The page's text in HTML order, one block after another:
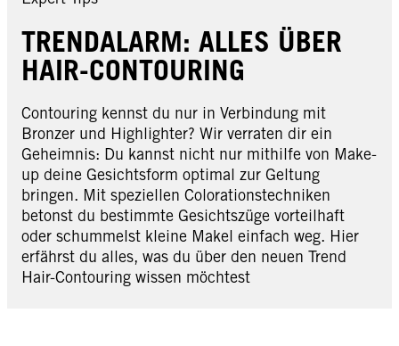
TRENDALARM: ALLES ÜBER
HAIR-CONTOURING
Contouring kennst du nur in Verbindung mit
Bronzer und Highlighter? Wir verraten dir ein
Geheimnis: Du kannst nicht nur mithilfe von Make-
up deine Gesichtsform optimal zur Geltung
bringen. Mit speziellen Colorationstechniken
betonst du bestimmte Gesichtszüge vorteilhaft
oder schummelst kleine Makel einfach weg. Hier
erfährst du alles, was du über den neuen Trend
Hair-Contouring wissen möchtest